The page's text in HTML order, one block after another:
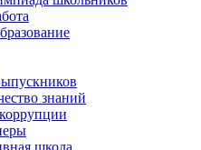
знаний
школа